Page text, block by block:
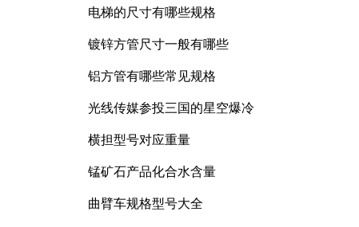
电梯的尺寸有哪些规格
镀锌方管尺寸一般有哪些
铝方管有哪些常见规格
光线传媒参投三国的星空爆冷
横担型号对应重量
锰矿石产品化合水含量
曲臂车规格型号大全